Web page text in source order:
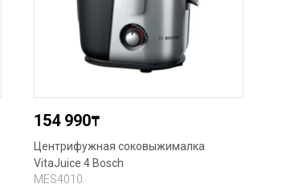
154 990₸
Центрифужная соковыжималка
VitaJuice 4 Bosch
MES4010